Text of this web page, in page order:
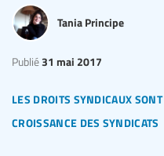
les droits syndicaux
croissance des syndicats
Publié 31 mai 2017
Tania Principe